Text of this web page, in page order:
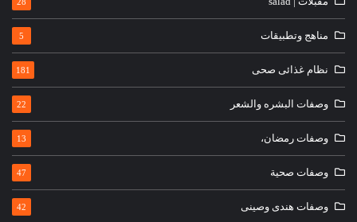
مناهج وتطبيقات 5
نظام غذائى صحى 181
وصفات البشره والشعر 22
وصفات رمضان، 13
وصفات صحية 47
وصفات هندى وصينى 42